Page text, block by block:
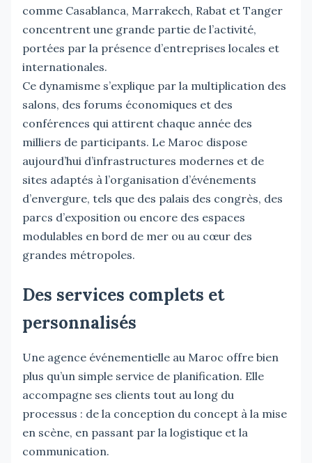
comme Casablanca, Marrakech, Rabat et Tanger
concentrent une grande partie de l’activité,
portées par la présence d’entreprises locales et
internationales.
Ce dynamisme s’explique par la multiplication des
salons, des forums économiques et des
conférences qui attirent chaque année des
milliers de participants. Le Maroc dispose
aujourd’hui d’infrastructures modernes et de
sites adaptés à l’organisation d’événements
d’envergure, tels que des palais des congrès, des
parcs d’exposition ou encore des espaces
modulables en bord de mer ou au cœur des
grandes métropoles.
Des services complets et
personnalisés
Une agence événementielle au Maroc offre bien
plus qu’un simple service de planification. Elle
accompagne ses clients tout au long du
processus : de la conception du concept à la mise
en scène, en passant par la logistique et la
communication.